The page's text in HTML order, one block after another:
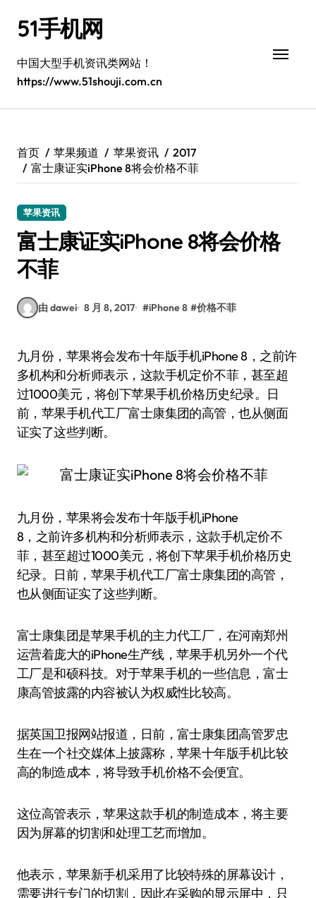
51手机网
中国大型手机资讯类网站！
https://www.51shouji.com.cn
首页 苹果频道 苹果资讯
2017
富士康证实iPhone 8将会价格不菲
苹果资讯
富士康证实iPhone 8将会价格
不菲
由 dawei 8 月 8, 2017 #iPhone 8 #价格不菲
九月份，苹果将会发布十年版手机iPhone 8，之前许
多机构和分析师表示，这款手机定价不菲，甚至超
过1000美元，将创下苹果手机价格历史纪录。日
前，苹果手机代工厂富士康集团的高管，也从侧面
证实了这些判断。
九月份，苹果将会发布十年版手机iPhone
8，之前许多机构和分析师表示，这款手机定价不
菲，甚至超过1000美元，将创下苹果手机价格历史
纪录。日前，苹果手机代工厂富士康集团的高管，
也从侧面证实了这些判断。
富士康集团是苹果手机的主力代工厂，在河南郑州
运营着庞大的iPhone生产线，苹果手机另外一个代
工厂是和硕科技。对于苹果手机的一些信息，富士
康高管披露的内容被认为权威性比较高。
据英国卫报网站报道，日前，富士康集团高管罗忠
生在一个社交媒体上披露称，苹果十年版手机比较
高的制造成本，将导致手机价格不会便宜。
这位高管表示，苹果这款手机的制造成本，将主要
因为屏幕的切割和处理工艺而增加。
他表示，苹果新手机采用了比较特殊的屏幕设计，
需要进行专门的切割，因此在采购的显示屏中，只